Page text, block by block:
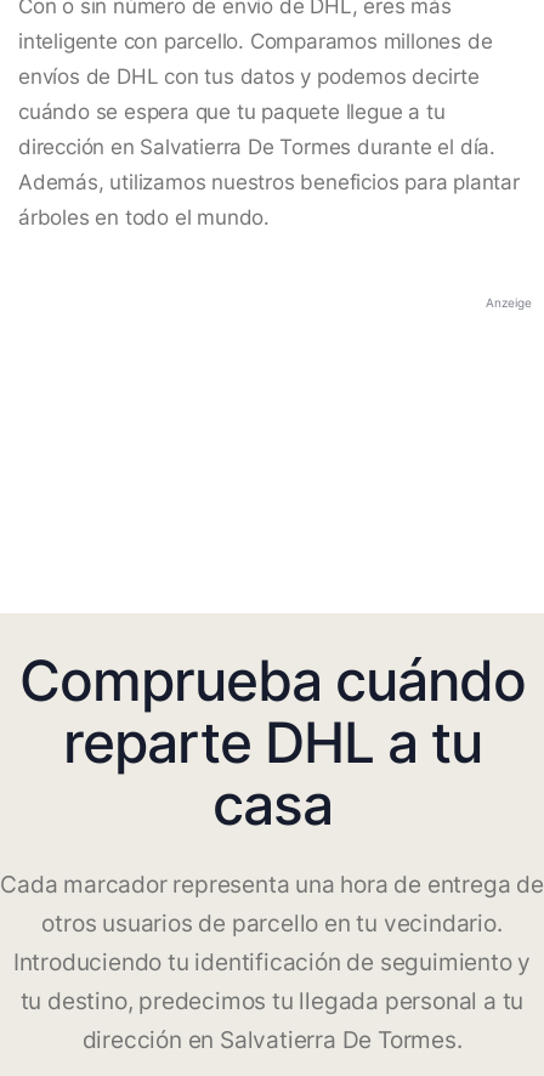
Con o sin número de envío de DHL, eres más
inteligente con parcello. Comparamos millones de
envíos de DHL con tus datos y podemos decirte
cuándo se espera que tu paquete llegue a tu
dirección en Salvatierra De Tormes durante el día.
Además, utilizamos nuestros beneficios para plantar
árboles en todo el mundo.
Anzeige
Comprueba cuándo
reparte DHL a tu
casa
Cada marcador representa una hora de entrega de
otros usuarios de parcello en tu vecindario.
Introduciendo tu identificación de seguimiento y
tu destino, predecimos tu llegada personal a tu
dirección en Salvatierra De Tormes.